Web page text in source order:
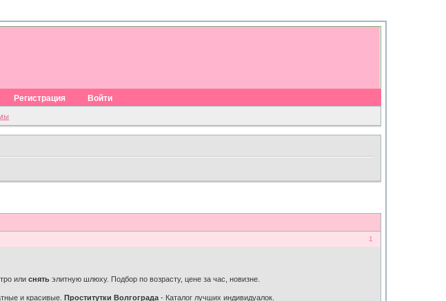
Регистрация Войти
1
илиснять элитную шлюху. Подбор по возрасту, цене за час, новизне.
и красивые.Проститутки Волгограда - Каталог лучших индивидуалок.